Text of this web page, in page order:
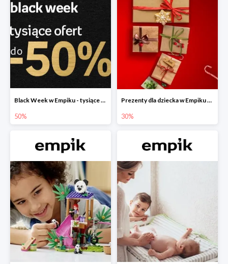
Black Week w Empiku - tysiące produktów do -50%
50%
Prezenty dla dziecka w Empiku do -30%
30%